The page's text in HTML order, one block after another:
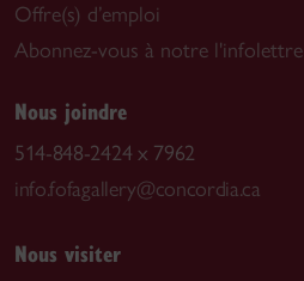
Offre(s) d’emploi
Abonnez-vous à notre l'infolettre
Nous joindre
514-848-2424 x 7962
info.fofagallery@concordia.ca
Nous visiter